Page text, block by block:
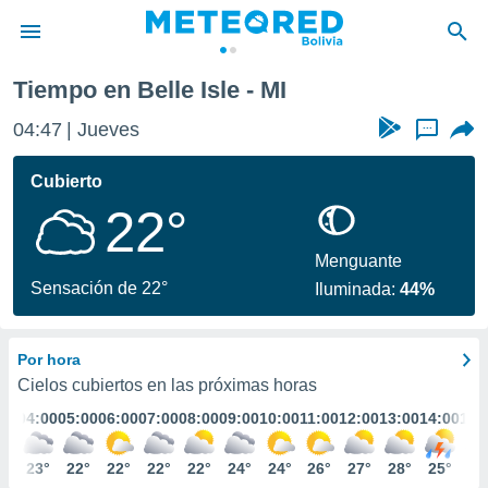
de
ha
que se
calidad.
a este
las
y
digital
basada
Tiempo en Belle Isle - MI
04:47 Jueves ...
Cubierto
22°
Sensación de 22°
Menguante
Iluminada:44%
Por hora
Cielos cubiertos en las próximas horas
04:00
23°
05:00
22°
06:00
22°
07:00
22°
08:00
22°
09:00
24°
10:00
24°
11:00
26°
12:00
27°
13:00
28°
14:00
25°